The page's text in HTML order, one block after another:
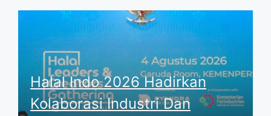
Halal Indo 2026 Hadirkan
Kolaborasi Industri Dan